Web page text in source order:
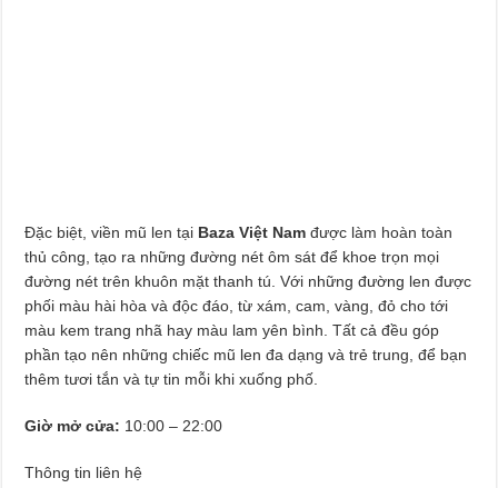
Đặc biệt, viền mũ len tại Baza Việt Nam được làm hoàn toàn
thủ công, tạo ra những đường nét ôm sát để khoe trọn mọi
đường nét trên khuôn mặt thanh tú. Với những đường len được
phối màu hài hòa và độc đáo, từ xám, cam, vàng, đỏ cho tới
màu kem trang nhã hay màu lam yên bình. Tất cả đều góp
phần tạo nên những chiếc mũ len đa dạng và trẻ trung, để bạn
thêm tươi tắn và tự tin mỗi khi xuống phố.
Giờ mở cửa: 10:00 – 22:00
Thông tin liên hệ